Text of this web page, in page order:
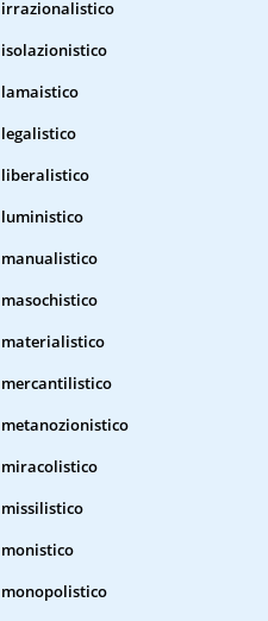
irrazionalistico
isolazionistico
lamaistico
legalistico
liberalistico
luministico
manualistico
masochistico
materialistico
mercantilistico
metanozionistico
miracolistico
missilistico
monistico
monopolistico